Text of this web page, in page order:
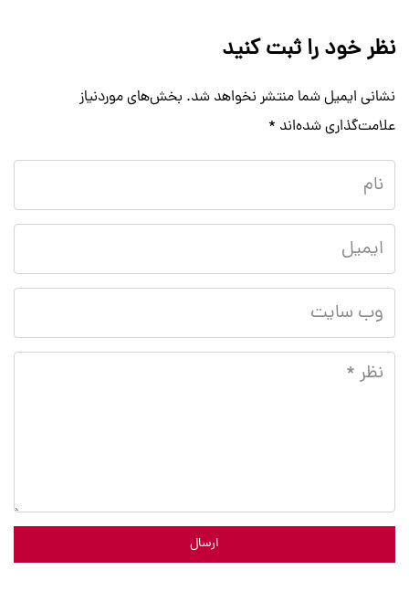
نظر خود را ثبت کنید
نشانی ایمیل شما منتشر نخواهد شد. بخش‌های موردنیاز
علامت‌گذاری شده‌اند *
ارسال